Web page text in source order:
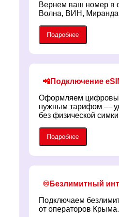
Вернем ваш номер в
Волна, ВИН,
Подробнее
📲Подключение
Оформляем
нужным тарифом —
без физической
Подробнее
♾️Безлимитный
Подключаем
от операторов Крыма.